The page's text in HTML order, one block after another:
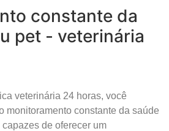
constante da
pet - veterinária
veterinária 24 horas, você
monitoramento constante da saúde
de oferecer um